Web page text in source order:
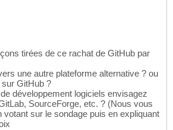
tirées de ce rachat de GitHub par
une autre plateforme alternative ? ou
GitHub ?
développement logiciels envisagez
SourceForge, etc. ? (Nous vous
votant sur le sondage puis en expliquant